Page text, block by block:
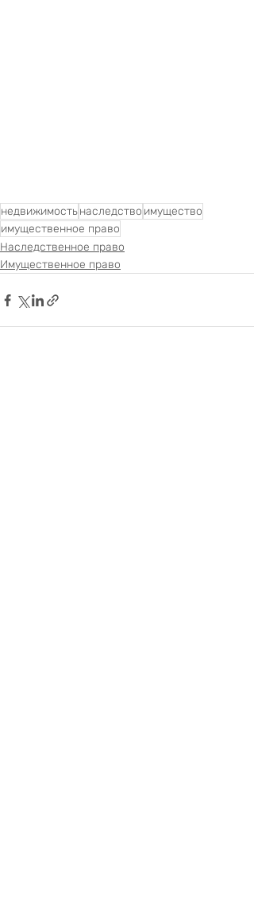
недвижимостьнаследство имущество
имущественное право
Наследственное право
Имущественное право